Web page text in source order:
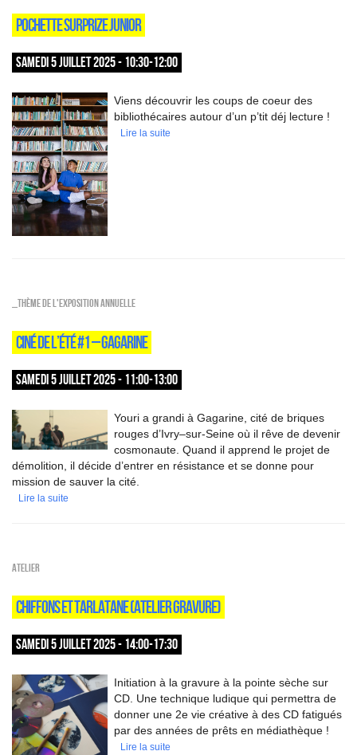
POCHETTE SURPRIZE JUNIOR
SAMEDI 5 JUILLET 2025 - 10:30-12:00
Viens découvrir les coups de coeur des
bibliothécaires autour d’un p’tit déj lecture !
Lire la suite
_Thème de l'exposition annuelle
CINÉ DE L’ÉTÉ #1 – GAGARINE
SAMEDI 5 JUILLET 2025 - 11:00-13:00
Youri a grandi à Gagarine, cité de briques
rouges d’Ivry–sur-Seine où il rêve de devenir
cosmonaute. Quand il apprend le projet de
démolition, il décide d’entrer en résistance et se donne pour
mission de sauver la cité.
Lire la suite
Atelier
CHIFFONS ET TARLATANE (ATELIER GRAVURE)
SAMEDI 5 JUILLET 2025 - 14:00-17:30
Initiation à la gravure à la pointe sèche sur
CD. Une technique ludique qui permettra de
donner une 2e vie créative à des CD fatigués
par des années de prêts en médiathèque !
Lire la suite